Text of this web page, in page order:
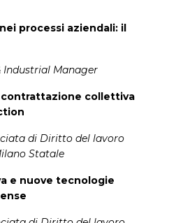
processi aziendali: il
Industrial Manager
collettiva
di Diritto del lavoro
Statale
e nuove tecnologie